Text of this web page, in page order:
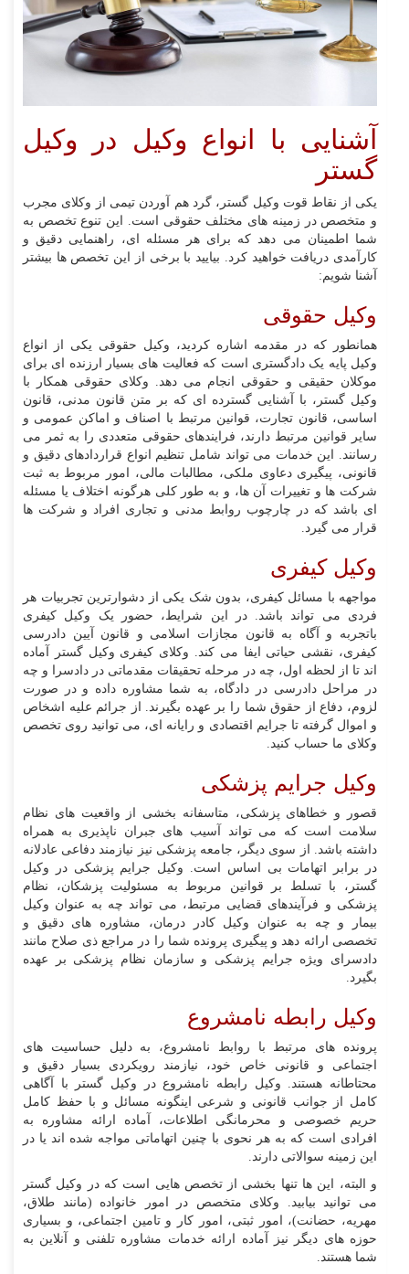
آشنایی با انواع وکیل در وکیل
گستر
یکی از نقاط قوت وکیل گستر، گرد هم آوردن تیمی از وکلای مجرب
و متخصص در زمینه های مختلف حقوقی است. این تنوع تخصص به
شما اطمینان می دهد که برای هر مسئله ای، راهنمایی دقیق و
کارآمدی دریافت خواهید کرد. بیایید با برخی از این تخصص ها بیشتر
آشنا شویم:
وکیل حقوقی
همانطور که در مقدمه اشاره کردید، وکیل حقوقی یکی از انواع
وکیل پایه یک دادگستری است که فعالیت های بسیار ارزنده ای برای
موکلان حقیقی و حقوقی انجام می دهد. وکلای حقوقی همکار با
وکیل گستر، با آشنایی گسترده ای که بر متن قانون مدنی، قانون
اساسی، قانون تجارت، قوانین مرتبط با اصناف و اماکن عمومی و
سایر قوانین مرتبط دارند، فرایندهای حقوقی متعددی را به ثمر می
رسانند. این خدمات می تواند شامل تنظیم انواع قراردادهای دقیق و
قانونی، پیگیری دعاوی ملکی، مطالبات مالی، امور مربوط به ثبت
شرکت ها و تغییرات آن ها، و به طور کلی هرگونه اختلاف یا مسئله
ای باشد که در چارچوب روابط مدنی و تجاری افراد و شرکت ها
قرار می گیرد.
وکیل کیفری
مواجهه با مسائل کیفری، بدون شک یکی از دشوارترین تجربیات هر
فردی می تواند باشد. در این شرایط، حضور یک وکیل کیفری
باتجربه و آگاه به قانون مجازات اسلامی و قانون آیین دادرسی
کیفری، نقشی حیاتی ایفا می کند. وکلای کیفری وکیل گستر آماده
اند تا از لحظه اول، چه در مرحله تحقیقات مقدماتی در دادسرا و چه
در مراحل دادرسی در دادگاه، به شما مشاوره داده و در صورت
لزوم، دفاع از حقوق شما را بر عهده بگیرند. از جرائم علیه اشخاص
و اموال گرفته تا جرایم اقتصادی و رایانه ای، می توانید روی تخصص
وکلای ما حساب کنید.
وکیل جرایم پزشکی
قصور و خطاهای پزشکی، متاسفانه بخشی از واقعیت های نظام
سلامت است که می تواند آسیب های جبران ناپذیری به همراه
داشته باشد. از سوی دیگر، جامعه پزشکی نیز نیازمند دفاعی عادلانه
در برابر اتهامات بی اساس است. وکیل جرایم پزشکی در وکیل
گستر، با تسلط بر قوانین مربوط به مسئولیت پزشکان، نظام
پزشکی و فرآیندهای قضایی مرتبط، می تواند چه به عنوان وکیل
بیمار و چه به عنوان وکیل کادر درمان، مشاوره های دقیق و
تخصصی ارائه دهد و پیگیری پرونده شما را در مراجع ذی صلاح مانند
دادسرای ویژه جرایم پزشکی و سازمان نظام پزشکی بر عهده
بگیرد.
وکیل رابطه نامشروع
پرونده های مرتبط با روابط نامشروع، به دلیل حساسیت های
اجتماعی و قانونی خاص خود، نیازمند رویکردی بسیار دقیق و
محتاطانه هستند. وکیل رابطه نامشروع در وکیل گستر با آگاهی
کامل از جوانب قانونی و شرعی اینگونه مسائل و با حفظ کامل
حریم خصوصی و محرمانگی اطلاعات، آماده ارائه مشاوره به
افرادی است که به هر نحوی با چنین اتهاماتی مواجه شده اند یا در
این زمینه سوالاتی دارند.
و البته، این ها تنها بخشی از تخصص هایی است که در وکیل گستر
می توانید بیابید. وکلای متخصص در امور خانواده (مانند طلاق،
مهریه، حضانت)، امور ثبتی، امور کار و تامین اجتماعی، و بسیاری
حوزه های دیگر نیز آماده ارائه خدمات مشاوره تلفنی و آنلاین به
شما هستند.